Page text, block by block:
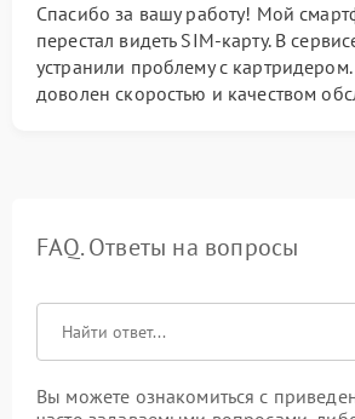
Спасибо за вашу работу! Мой
перестал видеть SIM-карту. В
устранили проблему с картридером.
доволен скоростью и качеством
FAQ. Ответы на вопросы
Вы можете ознакомиться с